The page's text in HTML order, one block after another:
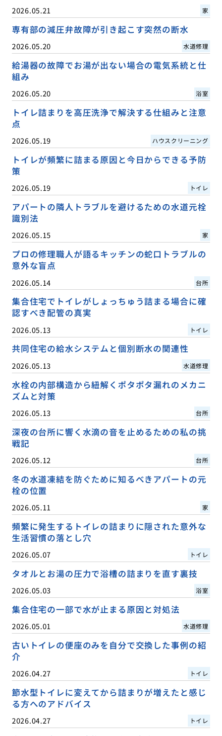
2026.05.21 家
専有部の減圧弁故障が引き起こす突然の断水
2026.05.20 水道修理
給湯器の故障でお湯が出ない場合の電気系統と仕
組み
2026.05.20 浴室
トイレ詰まりを高圧洗浄で解決する仕組みと注意
点
2026.05.19 ハウスクリーニング
トイレが頻繁に詰まる原因と今日からできる予防
策
2026.05.19 トイレ
アパートの隣人トラブルを避けるための水道元栓
識別法
2026.05.15 家
プロの修理職人が語るキッチンの蛇口トラブルの
意外な盲点
2026.05.14 台所
集合住宅でトイレがしょっちゅう詰まる場合に確
認すべき配管の真実
2026.05.13 トイレ
共同住宅の給水システムと個別断水の関連性
2026.05.13 水道修理
水栓の内部構造から紐解くポタポタ漏れのメカニ
ズムと対策
2026.05.13 台所
深夜の台所に響く水滴の音を止めるための私の挑
戦記
2026.05.12 台所
冬の水道凍結を防ぐために知るべきアパートの元
栓の位置
2026.05.11 家
頻繁に発生するトイレの詰まりに隠された意外な
生活習慣の落とし穴
2026.05.07 トイレ
タオルとお湯の圧力で浴槽の詰まりを直す裏技
2026.05.03 浴室
集合住宅の一部で水が止まる原因と対処法
2026.05.01 水道修理
古いトイレの便座のみを自分で交換した事例の紹
介
2026.04.27 トイレ
節水型トイレに変えてから詰まりが増えたと感じ
る方へのアドバイス
2026.04.27 トイレ